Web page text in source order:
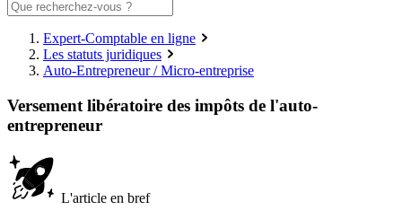
Expert-Comptable en ligne
Les statuts juridiques
Auto-Entrepreneur / Micro-entreprise
Versement libératoire des impôts de l'auto-
entrepreneur
L'article en bref